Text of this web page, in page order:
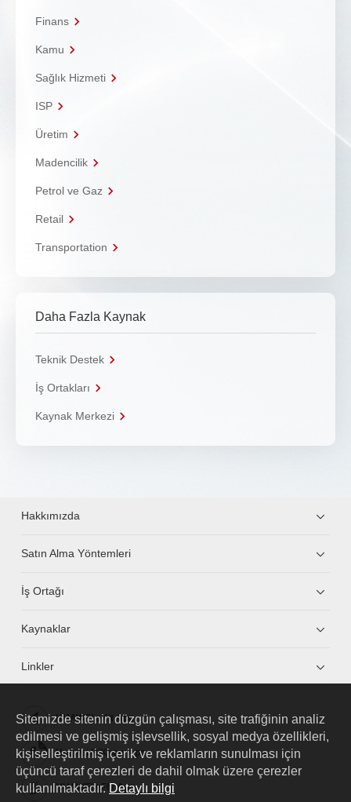
Finans
Kamu
Sağlık Hizmeti
ISP
Üretim
Madencilik
Petrol ve Gaz
Retail
Transportation
Daha Fazla Kaynak
Teknik Destek
İş Ortakları
Kaynak Merkezi
Hakkımızda
Satın Alma Yöntemleri
İş Ortağı
Kaynaklar
Linkler
HUAWEI eKit App
Huawei HiKnow App
HUAWEI eFly App
Sitemizde sitenin düzgün çalışması, site trafiğinin analiz
edilmesi ve gelişmiş işlevsellik, sosyal medya özellikleri,
kişiselleştirilmiş içerik ve reklamların sunulması için
üçüncü taraf çerezleri de dahil olmak üzere çerezler
kullanılmaktadır. Detaylı bilgi